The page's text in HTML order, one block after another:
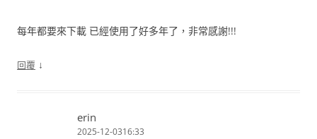
每年都要來下載 已經使用了好多年了，非常感謝!!!
回覆 ↓
erin
2025-12-0316:33